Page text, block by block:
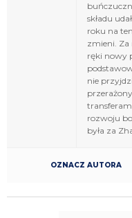
składu
roku na
zmieni. Za
ręki nowy
nie
rozwoju
była za
OZNACZ AUTORA